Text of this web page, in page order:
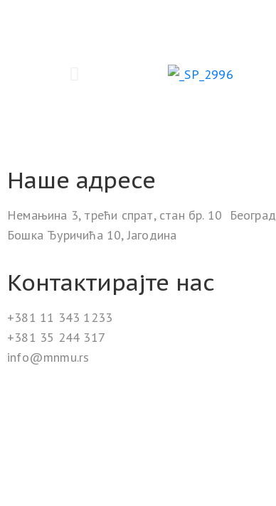
Наше адресе
Немањина 3, трећи спрат, стан бр. 10 Београд
Бошка Ђуричића 10, Јагодина
Контактирајте нас
+381 11 343 1233
+381 35 244 317
info@mnmu.rs